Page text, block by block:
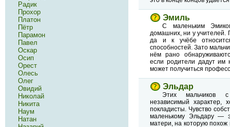
Эмиль
С маленьким
домашних, ни у учителей.
да и к учёбе
способностей. Зато
нём рано
если родители дадут им
может получиться
Эльдар
Этих мальчиков
независимый
покладисты. Чувство
маленькому Эльдару —
матери, на которую похож
Радик
Прохор
Платон
Пётр
Парамон
Павел
Оскар
Осип
Орест
Олесь
Олег
Овидий
Николай
Никита
Наум
Натан